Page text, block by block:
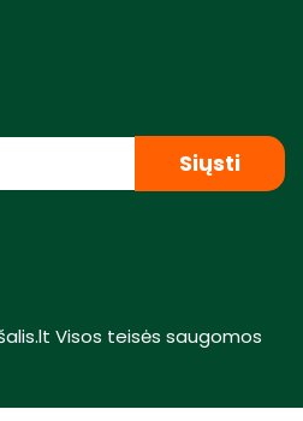
Siųsti
Visos teisės saugomos